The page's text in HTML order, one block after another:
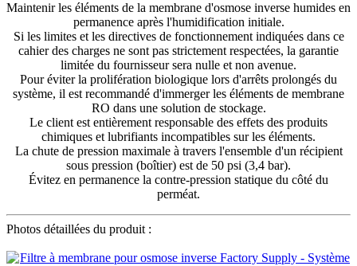
Maintenir les éléments de la membrane d'osmose inverse humides en
permanence après l'humidification initiale.
Si les limites et les directives de fonctionnement indiquées dans ce
cahier des charges ne sont pas strictement respectées, la garantie
limitée du fournisseur sera nulle et non avenue.
Pour éviter la prolifération biologique lors d'arrêts prolongés du
système, il est recommandé d'immerger les éléments de membrane
RO dans une solution de stockage.
Le client est entièrement responsable des effets des produits
chimiques et lubrifiants incompatibles sur les éléments.
La chute de pression maximale à travers l'ensemble d'un récipient
sous pression (boîtier) est de 50 psi (3,4 bar).
Évitez en permanence la contre-pression statique du côté du
perméat.
Photos détaillées du produit :